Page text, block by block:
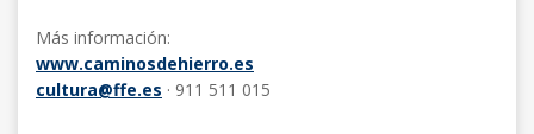
Más información:
www.caminosdehierro.es
cultura@ffe.es · 911 511 015